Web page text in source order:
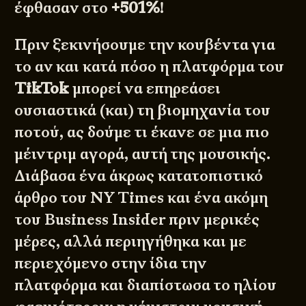
έφθασαν στο +501%!
Πριν ξεκινήσουμε την κουβέντα για
το αν και κατά πόσο η πλατφόρμα του
TikTokμπορεί να επηρεάσει
ουσιαστικά (και) τη βιομηχανία του
ποτού, ας δούμε τι έκανε σε μια πιο
μέιντριμ αγορά, αυτή της μουσικής.
Διάβασα ένα άκρως κατατοπιστικό
άρθρο του NY Times και ένα ακόμη
του Business Insiderπριν μερικές
μέρες, αλλά περιηγήθηκα και με
περιεχόμενο στην ίδια την
πλατφόρμα και διαπίστωσα το ηλίου